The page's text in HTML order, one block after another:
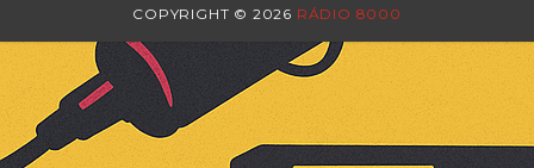
COPYRIGHT © 2026 RÁDIO 8000